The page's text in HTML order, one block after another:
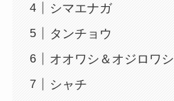
シマエナガ
タンチョウ
オオワシ＆オジロワシ
シャチ